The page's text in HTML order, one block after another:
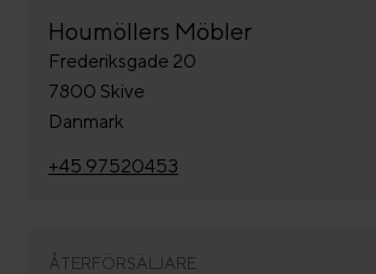
Houmöllers Möbler
Frederiksgade 20
7800 Skive
Danmark
+45 97520453
ÅTERFÖRSÄLJARE